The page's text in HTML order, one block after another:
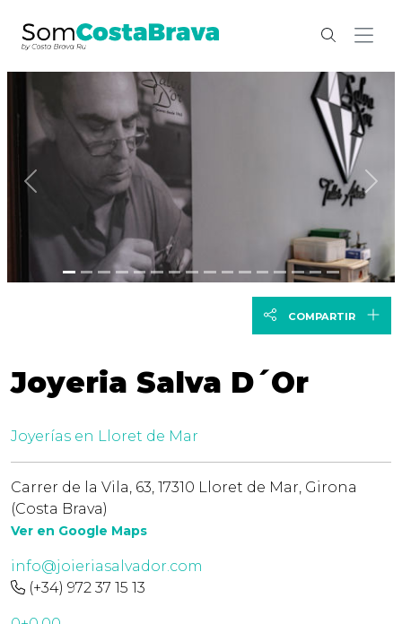
Anterior
Joyeria Salva D´Or
Joyerías en Lloret de Mar
Carrer de la Vila, 63, 17310 Lloret de Mar, Girona
(Costa Brava)
Ver en Google Maps
info@joieriasalvador.com
(+34) 972 37 15 13
COMPARTIR